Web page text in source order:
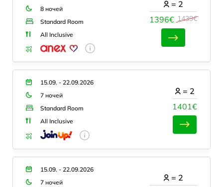
8 ночей
Standard Room
All Inclusive
1396€ 1439€
= 2
15.09. - 22.09.2026
7 ночей
Standard Room
All Inclusive
1401€
= 2
15.09. - 22.09.2026
7 ночей
= 2